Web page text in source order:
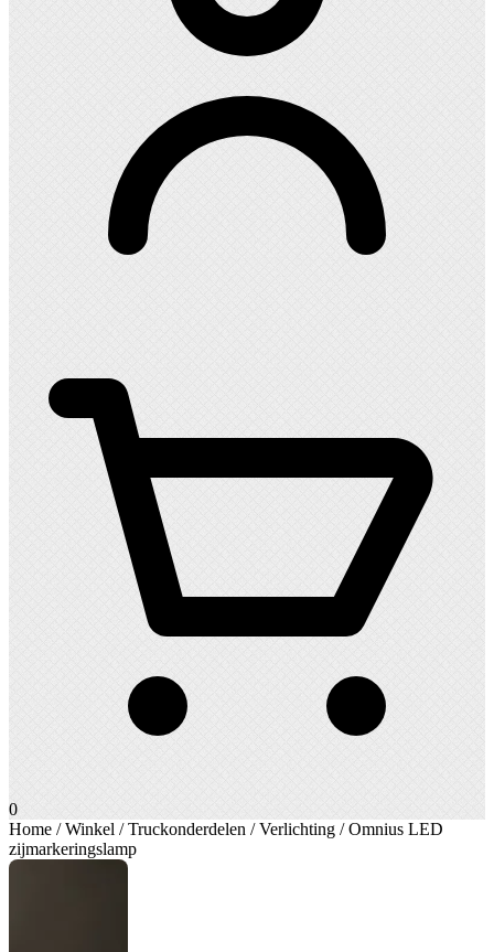
0
Home /Winkel /Truckonderdelen /Verlichting / Omnius LED
zijmarkeringslamp